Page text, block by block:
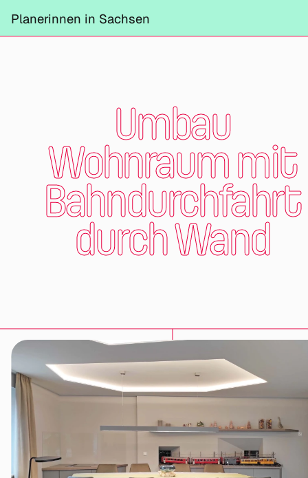
Planerinnen in SachsenInformation
Umbau
Wohnraum mit
Bahndurchfahrt
durch Wand